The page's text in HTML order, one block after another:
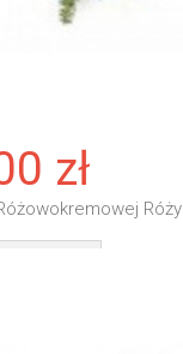
zł
Róży